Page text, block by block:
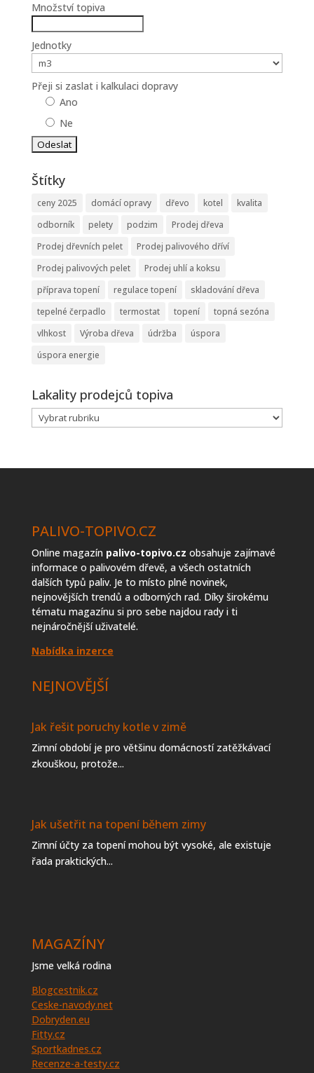
Množství topiva
Jednotky
Přeji si zaslat i kalkulaci dopravy
Ano
Ne
Štítky
ceny 2025 domácí opravy dřevo kotel
kvalita
odborník
pelety podzim
Prodej dřeva
Prodej dřevních pelet
Prodej palivového dříví
Prodej palivových pelet
Prodej uhlí a koksu
příprava topení
regulace topení
skladování dřeva
tepelné čerpadlo
termostat topení
topná sezóna
vlhkost
Výroba dřeva údržba
úspora
úspora energie
Lakality prodejců topiva
Lakality
prodejců
PALIVO-TOPIVO.CZ
Online magazín palivo-topivo.cz obsahuje zajímavé
informace o palivovém dřevě, a všech ostatních
dalších typů paliv. Je to místo plné novinek,
nejnovějších trendů a odborných rad. Díky širokému
tématu magazínu si pro sebe najdou rady i ti
nejnáročnější uživatelé.
Nabídka inzerce
NEJNOVĚJŠÍ
Jak řešit poruchy kotle v zimě
Zimní období je pro většinu domácností zatěžkávací
zkouškou, protože...
Jak ušetřit na topení během zimy
Zimní účty za topení mohou být vysoké, ale existuje
řada praktických...
MAGAZÍNY
Jsme velká rodina
Blogcestnik.cz
Ceske-navody.net
Dobryden.eu
Fitty.cz
Sportkadnes.cz
Recenze-a-testy.cz